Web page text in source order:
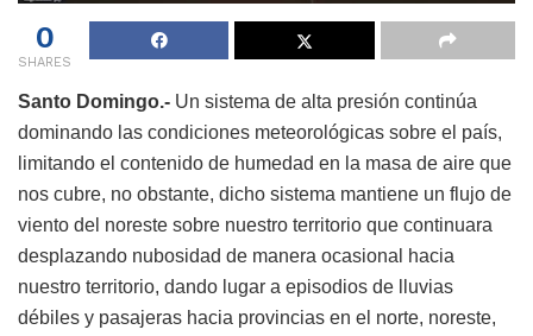
0
SHARES
Santo Domingo.- Un sistema de alta presión continúa
dominando las condiciones meteorológicas sobre el país,
limitando el contenido de humedad en la masa de aire que
nos cubre, no obstante, dicho sistema mantiene un flujo de
viento del noreste sobre nuestro territorio que continuara
desplazando nubosidad de manera ocasional hacia
nuestro territorio, dando lugar a episodios de lluvias
débiles y pasajeras hacia provincias en el norte, noreste,